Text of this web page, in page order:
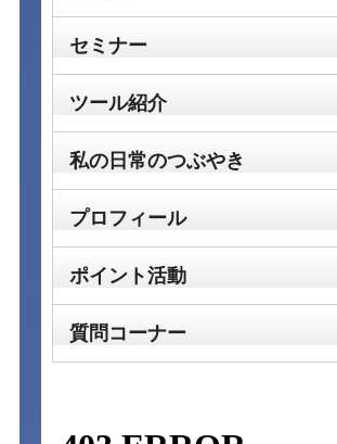
セミナー
ツール紹介
私の日常のつぶやき
プロフィール
ポイント活動
質問コーナー